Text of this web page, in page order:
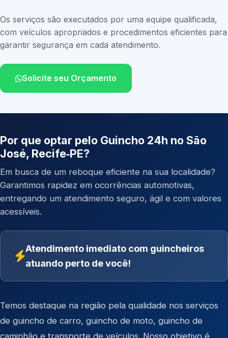
Os serviços são executados por uma equipe qualificada,
com veículos apropriados e procedimentos eficientes para
garantir segurança em cada atendimento.
Solicite seu Orçamento
Por que optar pelo Guincho 24h no São
José, Recife‑PE?
Em busca de um reboque eficiente na sua localidade?
Garantimos rapidez em ocorrências automotivas,
entregando um atendimento seguro, ágil e com valores
acessíveis.
Atendimento imediato com guincheiros
atuando perto de você!
Temos destaque na região pela qualidade nos serviços
de guincho de carro, guincho de moto, guincho de
caminhão e transporte de veículos . Nosso objetivo é